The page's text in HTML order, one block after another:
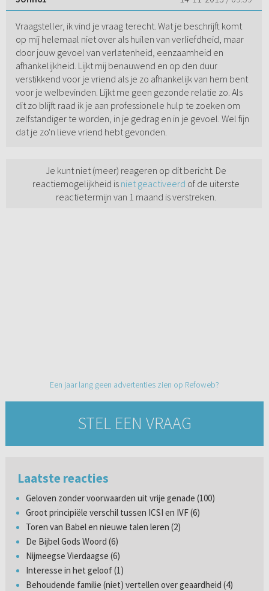
Vraagsteller, ik vind je vraag terecht. Wat je beschrijft komt
op mij helemaal niet over als huilen van verliefdheid, maar
door jouw gevoel van verlatenheid, eenzaamheid en
afhankelijkheid. Lijkt mij benauwend en op den duur
verstikkend voor je vriend als je zo afhankelijk van hem bent
voor je welbevinden. Lijkt me geen gezonde relatie zo. Als
dit zo blijft raad ik je aan professionele hulp te zoeken om
zelfstandiger te worden, in je gedrag en in je gevoel. Wel fijn
dat je zo'n lieve vriend hebt gevonden.
Je kunt niet (meer) reageren op dit bericht. De
reactiemogelijkheid is niet geactiveerd of de uiterste
reactietermijn van 1 maand is verstreken.
Een jaar lang geen advertenties zien op Refoweb?
STEL EEN VRAAG
Laatste reacties
Geloven zonder voorwaarden uit vrije genade (100)
Groot principiële verschil tussen ICSI en IVF (6)
Toren van Babel en nieuwe talen leren (2)
De Bijbel Gods Woord (6)
Nijmeegse Vierdaagse (6)
Interesse in het geloof (1)
Behoudende familie (niet) vertellen over geaardheid (4)